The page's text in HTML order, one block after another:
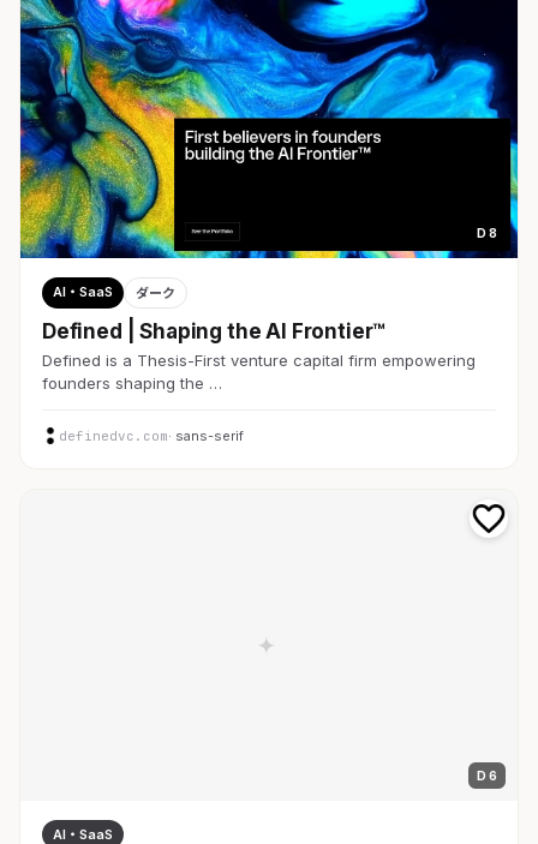
D 8
AI・SaaS ダーク
Defined | Shaping the AI Frontier™
Defined is a Thesis-First venture capital firm empowering
founders shaping the …
definedvc.com· sans-serif
D 6
AI・SaaS